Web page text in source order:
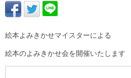
絵本よみきかせマイスターによる
絵本のよみきかせ会を開催いたします